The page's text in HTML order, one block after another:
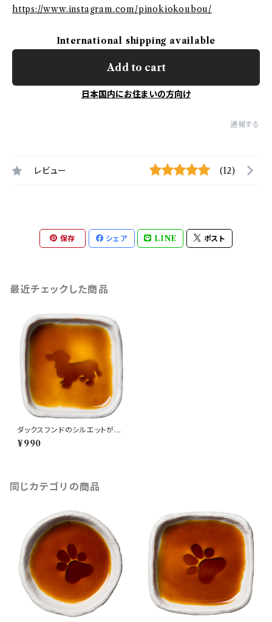
https://www.instagram.com/pinokiokoubou/
International shipping available
Add to cart
日本国内にお住まいの方向け
通報する
レビュー (12)
保存 シェア LINE ポスト
最近チェックした商品
ダックスフンドのシルエットが浮
かぶお醤油小皿（四角）
¥990
同じカテゴリの商品